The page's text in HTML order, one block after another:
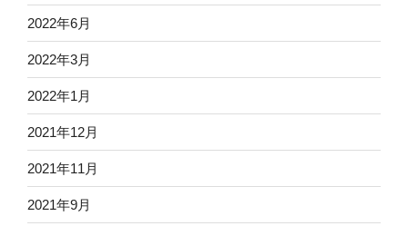
2022年6月
2022年3月
2022年1月
2021年12月
2021年11月
2021年9月